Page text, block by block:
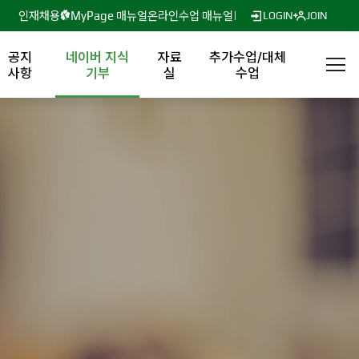
인재채용 MyPage 매뉴얼온라인수업 매뉴얼 LOGIN JOIN
공지
사항
네이버 지식
기부
자료
실
추가수업/대체
수업